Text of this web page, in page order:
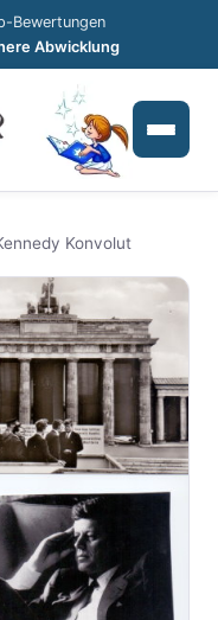
Bewertungen
Abwicklung
Konvolut